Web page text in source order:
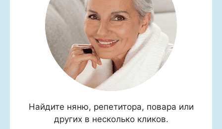
Найдите няню, репетитора, повара или
других в несколько кликов.